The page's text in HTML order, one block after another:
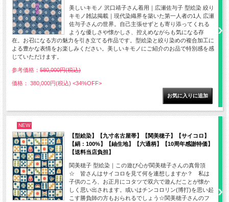
美しいキモノ 沢口靖子さん着用｜広瀬佐与子 型絵染 絞り
キモノ雑誌掲載｜現代染織界を築いた第一人者の1人 広瀬
佐与子さんの世界。自己主張せずとも寄り添ってくれる
ような優しさや懐かしさ、控えめながらも気になる存
在。お召になる方の魅力を引き立てる作品です。型絵染と絞り染めの複合加工に
よる豊かな表情をお楽しみください。美しいキモノにご紹介のお品で特別感を感
じていただけます。
参考価格： 580,000円(税込)
価格： 380,000円(税込) <34%OFF>
NEW
【型絵染】【九寸名古屋帯】【関美穂子】【サイコロ】
【絹：100%】【紬生地】【六通柄】【10周年感謝特価】
【送料当店負担】
関美穂子 型絵染｜この遊び心が関美穂子さんの真骨頂
☆ 皆さんはサイコロを見て何を連想しますか？ 私は
子供のころ、お正月にコタツで双六で遊んだことが懐か
しく思い出されます。或いはチンコロリン(博打)を思い起
こす勝負師の方もおられるでしょう☆関美穂子さんのフ